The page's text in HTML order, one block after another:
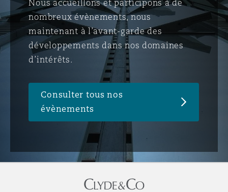
Nous accueillons et participons à de
nombreux évènements, nous
maintenant à l’avant-garde des
développements dans nos domaines
d’intérêts.
Consulter tous nos
évènements